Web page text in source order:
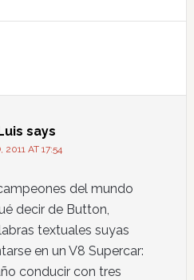
says
2011 AT 17:54
del mundo
decir de Button,
textuales suyas
en un V8 Supercar:
conducir con tres